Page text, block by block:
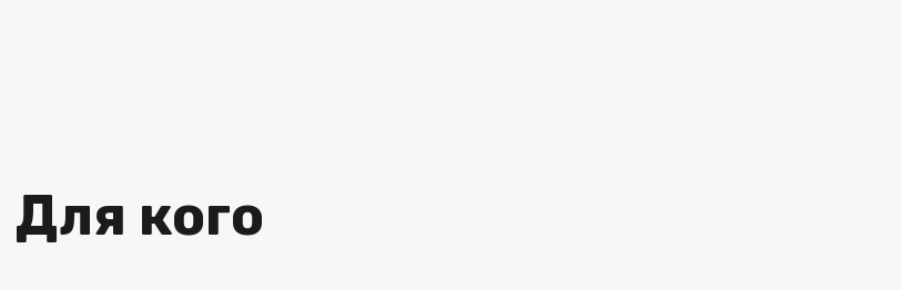
Для кого